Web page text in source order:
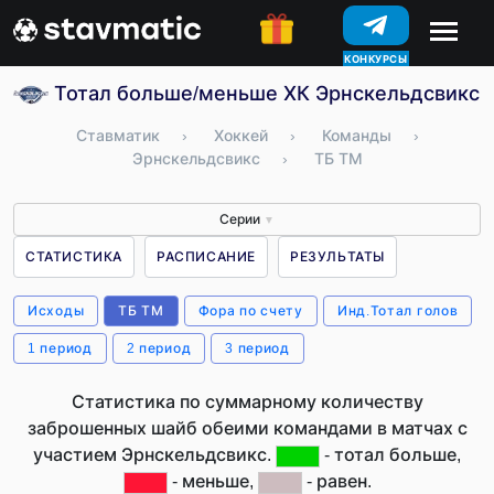
КОНКУРСЫ
Тотал больше/меньше ХК Эрнскельдсвикс
Ставматик › Хоккей › Команды
›
Эрнскельдсвикс
› ТБ ТМ
Серии ▼
СТАТИСТИКА РАСПИСАНИЕ РЕЗУЛЬТАТЫ
Исходы ТБ ТМ Фора по счету Инд.Тотал голов
1 период 2 период 3 период
Статистика по суммарному количеству
заброшенных шайб обеими командами в матчах с
участием Эрнскельдсвикс.
- тотал больше,
- меньше,
- равен.